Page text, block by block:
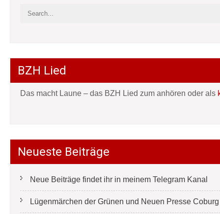
BZH Lied
Das macht Laune – das BZH Lied zum anhören oder als
Neueste Beiträge
Neue Beiträge findet ihr in meinem Telegram Kanal
Lügenmärchen der Grünen und Neuen Presse